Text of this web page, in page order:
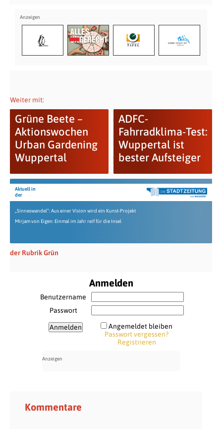
Weiter mit:
Grüne Beete –
Aktionswochen
Urban Gardening
Wuppertal
ADFC-
Fahrradklima-Test:
Wuppertal ist
bester Aufsteiger
Aktuell in
der
„Sinneswandel“: Aus einer Vision wird ein Kunst-Projekt
Mirjam von Eigen: Einmal im Jahr reif für die Insel
der Rubrik Grün
Anmelden
Benutzername
Passwort
Angemeldet bleiben
Passwort vergessen?
Registrieren
Kommentare